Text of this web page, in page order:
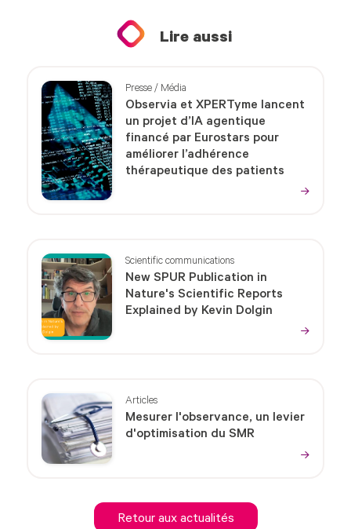
Lire aussi
Presse / Média
Observia et XPERTyme lancent
un projet d’IA agentique
financé par Eurostars pour
améliorer l’adhérence
thérapeutique des patients
Scientific communications
New SPUR Publication in
Nature's Scientific Reports
Explained by Kevin Dolgin
Articles
Mesurer l'observance, un levier
d'optimisation du SMR
Retour aux actualités